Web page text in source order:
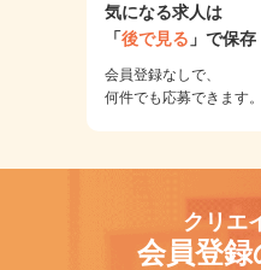
気になる求人は
「後で見る 」で保存
会員登録なしで、
何件でも応募できます。
クリエ
会員登録